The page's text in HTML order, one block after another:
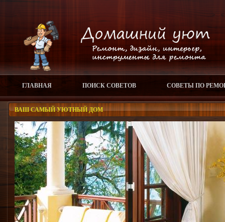
ГЛАВНАЯ ПОИСК СОВЕТОВ СОВЕТЫ ПО
ВАШ САМЫЙ УЮТНЫЙ ДОМ